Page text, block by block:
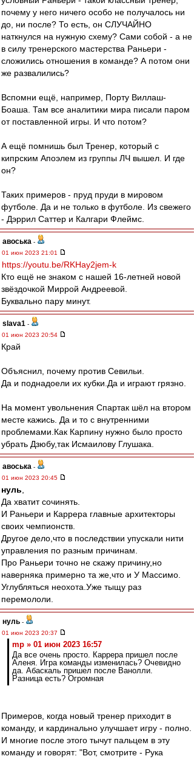
почему у него ничего особо не получалось ни
до, ни после? То есть, он СЛУЧАЙНО
наткнулся на нужную схему? Сами собой - а не
в силу тренерского мастерства Раньери -
сложились отношения в команде? А потом они
же развалились?
Вспомни ещё, например, Порту Виллаш-
Боаша. Там все аналитики мира писали паром
от поставленной игры. И что потом?
А ещё помнишь был Тренер, который с
кипрским Апоэлем из группы ЛЧ вышел. И где
он?
Таких примеров - пруд пруди в мировом
футболе. Да и не только в футболе. Из свежего
- Дэррил Саттер и Калгари Флеймс.
авоська -
01 июн 2023 21:01
https://youtu.be/RKHay2jem-k
Кто ещё не знаком с нашей 16-летней новой
звёздочкой Миррой Андреевой.
Буквально пару минут.
slava1 -
01 июн 2023 20:54
Край
Объяснил, почему против Севильи.
Да и поднадоели их кубки.Да и играют грязно.
На момент увольнения Спартак шёл на втором
месте кажись. Да и то с внутренними
проблемами.Как Карпину нужно было просто
убрать Дзюбу,так Исмаилову Глушака.
авоська -
01 июн 2023 20:45
нуль
Да хватит сочинять.
И Раньери и Каррера главные архитекторы
своих чемпионств.
Другое дело,что в последствии упускали нити
управления по разным причинам.
Про Раньери точно не скажу причину,но
наверняка примерно та же,что и У Массимо.
Углубляться неохота.Уже тыщу раз
перемололи.
нуль -
01 июн 2023 20:37
mp » 01 июн 2023 16:57
Да все очень просто. Каррера пришел после
Аленя. Игра команды изменилась? Очевидно
да. Абаскаль пришел после Ванолли.
Разница есть? Огромная
Примеров, когда новый тренер приходит в
команду, и кардинально улучшает игру - полно.
И многие после этого тычут пальцем в эту
команду и говорят: "Вот, смотрите - Рука